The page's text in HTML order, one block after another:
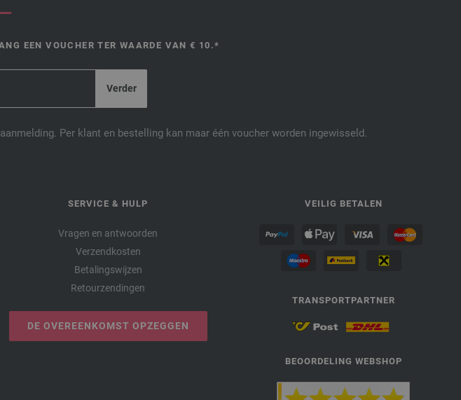
EEN VOUCHER TER WAARDE VAN € 10.*
Per klant en bestelling kan maar één voucher worden ingewisseld.
SERVICE & HULP
Vragen en antwoorden
Verzendkosten
Betalingswijzen
Retourzendingen
DE OVEREENKOMST OPZEGGEN
VEILIG BETALEN
TRANSPORTPARTNER
BEOORDELING WEBSHOP